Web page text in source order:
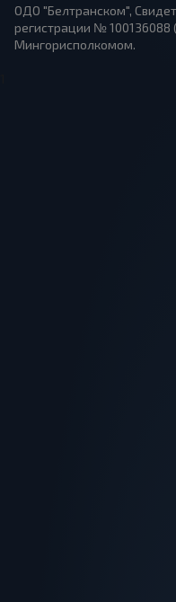
ОДО "Белтранском",
регистрации № 100136088
Мингорисполкомом.